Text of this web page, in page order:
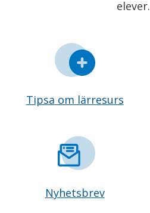
elever.
Tipsa om lärresurs
Nyhetsbrev